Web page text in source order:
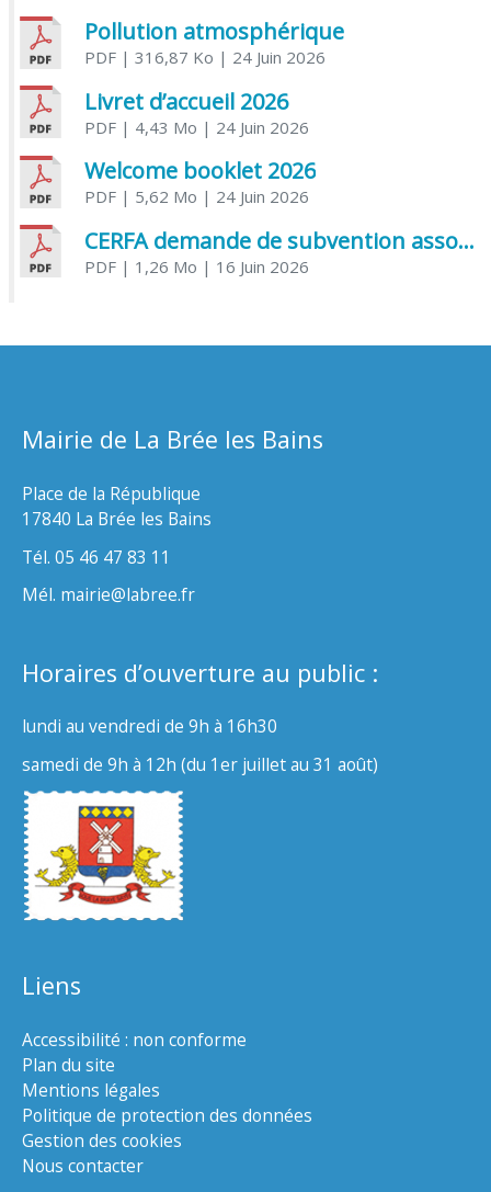
Pollution atmosphérique
PDF| 316,87 Ko | 24 Juin 2026
Livret d’accueil 2026
PDF| 4,43 Mo | 24 Juin 2026
Welcome booklet 2026
PDF| 5,62 Mo | 24 Juin 2026
CERFA demande de subvention association
PDF| 1,26 Mo | 16 Juin 2026
Mairie de La Brée les Bains
Place de la République
17840 La Brée les Bains
Tél. 05 46 47 83 11
Mél. mairie@labree.fr
Horaires d’ouverture au public :
lundi au vendredi de 9h à 16h30
samedi de 9h à 12h (du 1er juillet au 31 août)
Liens
Accessibilité : non conforme
Plan du site
Mentions légales
Politique de protection des données
Gestion des cookies
Nous contacter